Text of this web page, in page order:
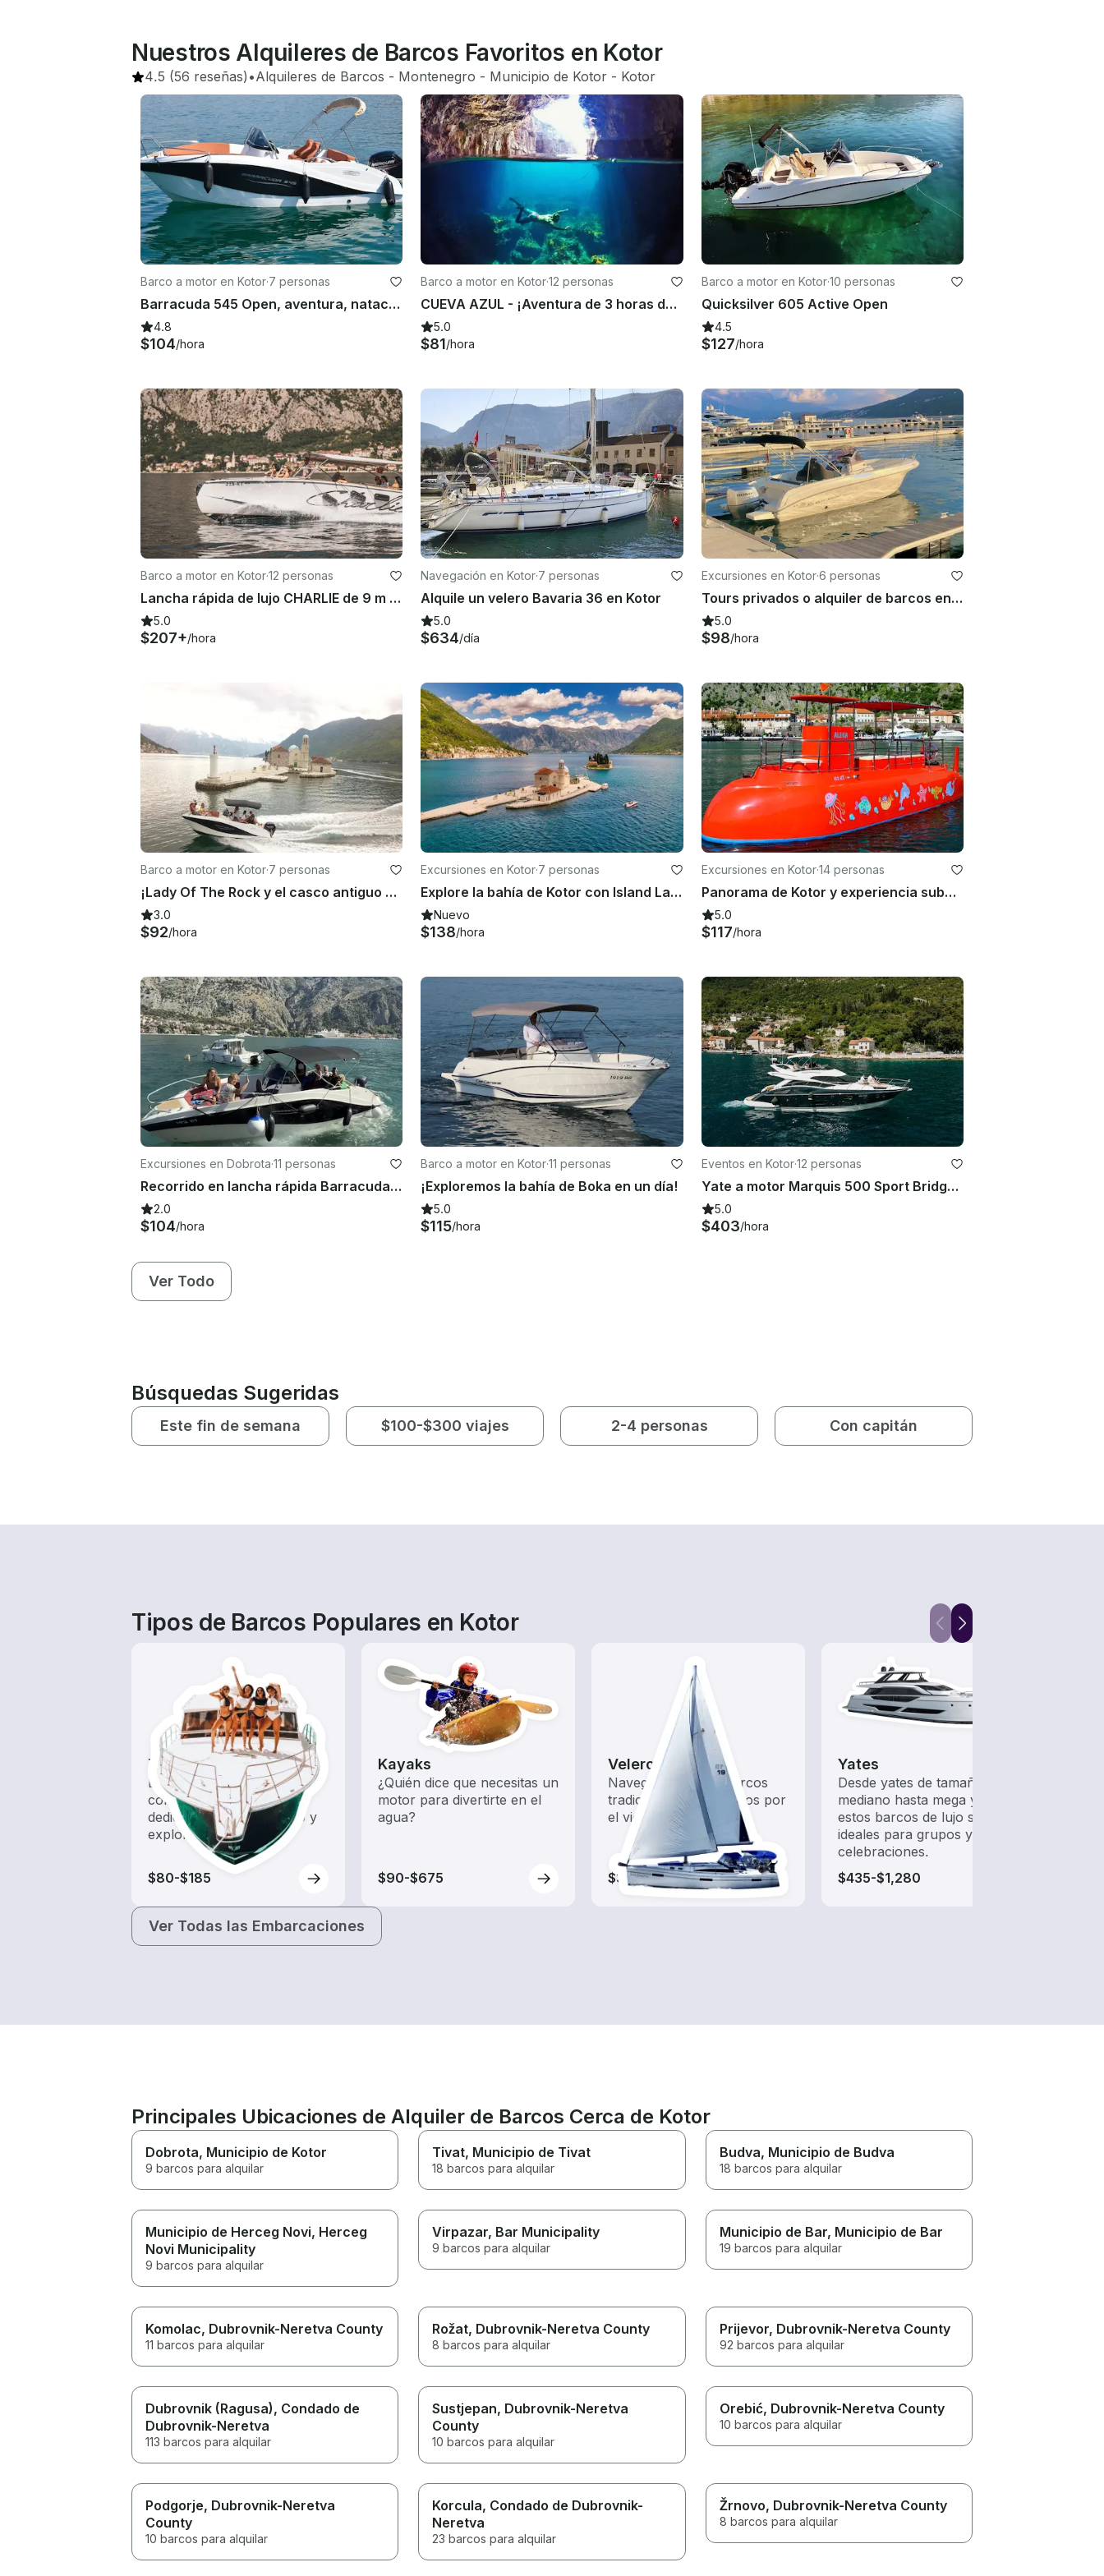
Nuestros Alquileres de Barcos Favoritos en Kotor
4.5 (56 reseñas) •Alquileres de Barcos - Montenegro - Municipio de Kotor - Kotor
Barco a motor en Kotor·7 personas
Barracuda 545 Open, aventura, natación y sol
4.8
$104/hora
Barco a motor en Kotor·12 personas
CUEVA AZUL - ¡Aventura de 3 horas de recorrido en lancha rápida!
5.0
$81/hora
Barco a motor en Kotor·10 personas
Quicksilver 605 Active Open
4.5
$127/hora
Barco a motor en Kotor·12 personas
Lancha rápida de lujo CHARLIE de 9 m - 12 pasajeros
5.0
$207+/hora
Navegación en Kotor·7 personas
Alquile un velero Bavaria 36 en Kotor
5.0
$634/día
Excursiones en Kotor·6 personas
Tours privados o alquiler de barcos en la bahía de Kotor con patrón
5.0
$98/hora
Barco a motor en Kotor·7 personas
¡Lady Of The Rock y el casco antiguo de Perast, con natación!
3.0
$92/hora
Excursiones en Kotor·7 personas
Explore la bahía de Kotor con Island Lady Of The Rock en 90 minutos
Nuevo
$138/hora
Excursiones en Kotor·14 personas
Panorama de Kotor y experiencia submarina semisubmarina - 1 hora, Montenegro
5.0
$117/hora
Excursiones en Dobrota·11 personas
Recorrido en lancha rápida Barracuda 686 WA en la bahía de Kotor: perfecto para familias
2.0
$104/hora
Barco a motor en Kotor·11 personas
¡Exploremos la bahía de Boka en un día!
5.0
$115/hora
Eventos en Kotor·12 personas
Yate a motor Marquis 500 Sport Bridge disponible para alquilar en Tivat, Montenegro
5.0
$403/hora
Ver Todo
Búsquedas Sugeridas
Este fin de semana $100-$300 viajes 2-4 personas Con capitán
Tipos de Barcos Populares en Kotor
Tours
Explora las aguas locales
con un alquiler de barco
dedicado a hacer turismo y
exploración.
$80-$185
Kayaks
¿Quién dice que necesitas un
motor para divertirte en el
agua?
$90-$675
Veleros
Navega con estos barcos
tradicionales impulsados por
el viento.
$355-$800
Yates
Desde yates de tamaño
mediano hasta mega yates,
estos barcos de lujo son
ideales para grupos y
celebraciones.
$435-$1,280
Ver Todas las Embarcaciones
Principales Ubicaciones de Alquiler de Barcos Cerca de Kotor
Dobrota, Municipio de Kotor
9 barcos para alquilar
Tivat, Municipio de Tivat
18 barcos para alquilar
Budva, Municipio de Budva
18 barcos para alquilar
Municipio de Herceg Novi, Herceg
Novi Municipality
9 barcos para alquilar
Virpazar, Bar Municipality
9 barcos para alquilar
Municipio de Bar, Municipio de Bar
19 barcos para alquilar
Komolac, Dubrovnik-Neretva County
11 barcos para alquilar
Rožat, Dubrovnik-Neretva County
8 barcos para alquilar
Prijevor, Dubrovnik-Neretva County
92 barcos para alquilar
Dubrovnik (Ragusa), Condado de
Dubrovnik-Neretva
113 barcos para alquilar
Sustjepan, Dubrovnik-Neretva
County
10 barcos para alquilar
Orebić, Dubrovnik-Neretva County
10 barcos para alquilar
Podgorje, Dubrovnik-Neretva
County
10 barcos para alquilar
Korcula, Condado de Dubrovnik-
Neretva
23 barcos para alquilar
Žrnovo, Dubrovnik-Neretva County
8 barcos para alquilar